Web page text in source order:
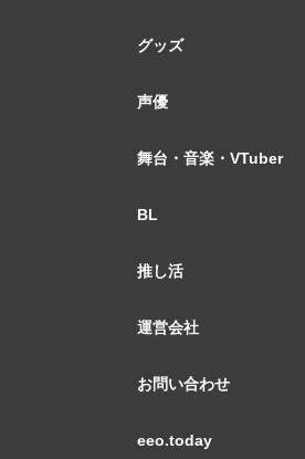
グッズ
声優
舞台・音楽・VTuber
BL
推し活
運営会社
お問い合わせ
eeo.today